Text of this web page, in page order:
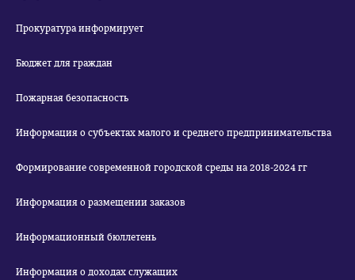
Прокуратура информирует
Бюджет для граждан
Пожарная безопасность
Информация о субъектах малого и среднего предпринимательства
Формирование современной городской среды на 2018-2024 гг
Информация о размещении заказов
Информационный бюллетень
Информация о доходах служащих